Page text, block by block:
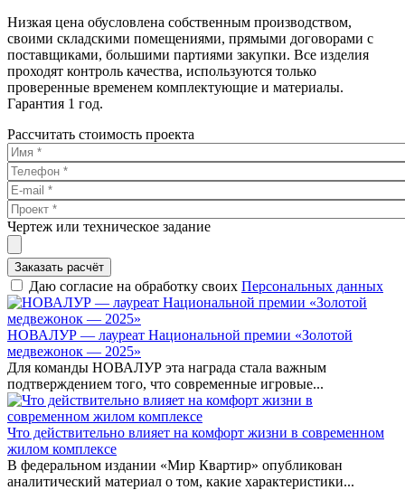
Низкая цена обусловлена собственным производством,
своими складскими помещениями, прямыми договорами с
поставщиками, большими партиями закупки. Все изделия
проходят контроль качества, используются только
проверенные временем комплектующие и материалы.
Гарантия 1 год.
Рассчитать стоимость проекта
Чертеж или техническое задание
Заказать расчёт
Даю согласие на обработку своих Персональных данных
НОВАЛУР — лауреат Национальной премии «Золотой
медвежонок — 2025»
Для команды НОВАЛУР эта награда стала важным
подтверждением того, что современные игровые...
Что действительно влияет на комфорт жизни в современном
жилом комплексе
В федеральном издании «Мир Квартир» опубликован
аналитический материал о том, какие характеристики...